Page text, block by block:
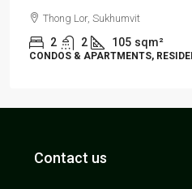
Thong Lor, Sukhumvit
2 2 105 sqm²
CONDOS & APARTMENTS,
Contact us